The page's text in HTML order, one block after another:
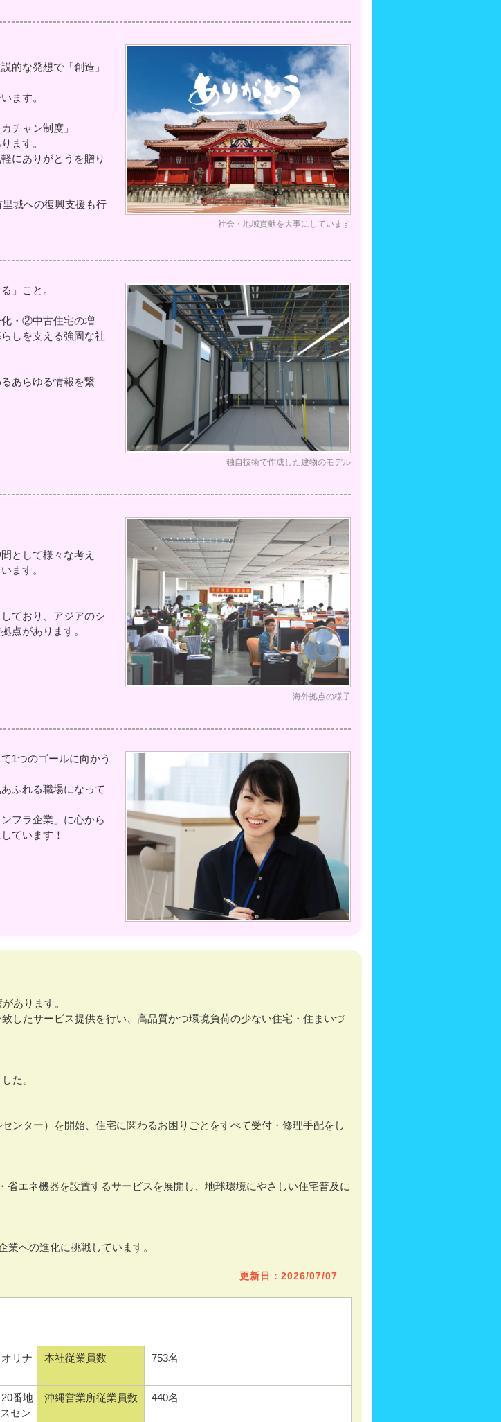
社会・地域貢献を大事にしています
的な発想で「創造」
ます。
チャン制度」
ます。
にありがとうを贈り
城への復興支援も行
独自技術で作成した建物のモデル
」こと。
・②中古住宅の増
しを支える強固な社
あらゆる情報を繋
海外拠点の様子
として様々な考え
ます。
ており、アジアのシ
点があります。
1つのゴールに向かう
ふれる職場になって
フラ企業」に心から
ています！
あります。
したサービス提供を行い、高品質かつ環境負荷の少ない住宅・住まいづ
た。
ンター）を開始、住宅に関わるお困りごとをすべて受付・修理手配をし
エネ機器を設置するサービスを展開し、地球環境にやさしい住宅普及に
への進化に挑戦しています。
更新日：2026/07/07
リナ
本社従業員数 753名
番地
セン
沖縄営業所従業員数 440名